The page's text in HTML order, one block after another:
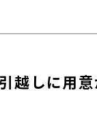
越しに用